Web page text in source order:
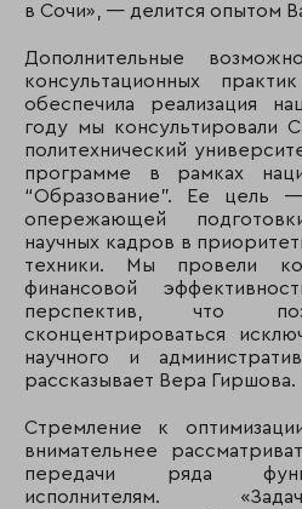
в Сочи», — делится опытом
Дополнительные
консультационных
обеспечила реализация
году мы консультировали
политехнический
программе в рамках
“Образование”. Ее цель
опережающей
научных кадров в
техники. Мы провели
финансовой
перспектив, что
сконцентрироваться
научного и
рассказывает Вера Гиршова.
Стремление к
внимательнее
передачи ряда
исполнителям.